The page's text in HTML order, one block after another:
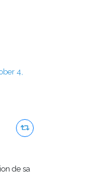
4,
de sa